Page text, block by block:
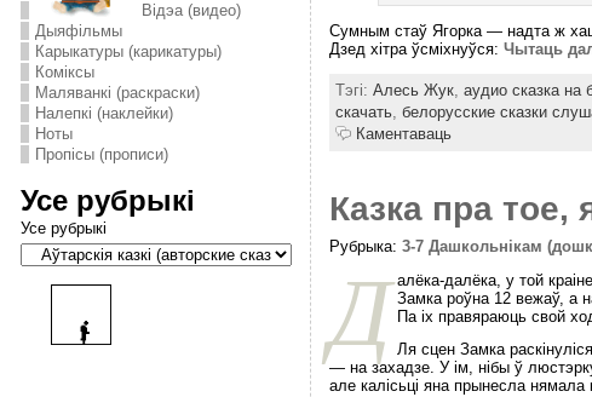
Відэа (видео)
Дыяфільмы
Карыкатуры (карикатуры)
Комiксы
Маляванкі (раскраски)
Налепкі (наклейки)
Ноты
Пропісы (прописи)
Усе рубрыкі
Усе рубрыкі
Сумным стаў Ягорка — надта ж
Дзед хітра ўсміхнуўся: Чытаць
Тэгі: Алесь Жук, аудио сказка на
скачать, белорусские сказки
Каментаваць
Казка пра тое,
Рубрыка: 3-7 Дашкольнікам
Д алёка-далёка, у той
Замка роўна 12 вежаў, а
Па іх правяраюць свой
Ля сцен Замка
— на захадзе. У ім, нібы ў
але калісьці яна прынесла